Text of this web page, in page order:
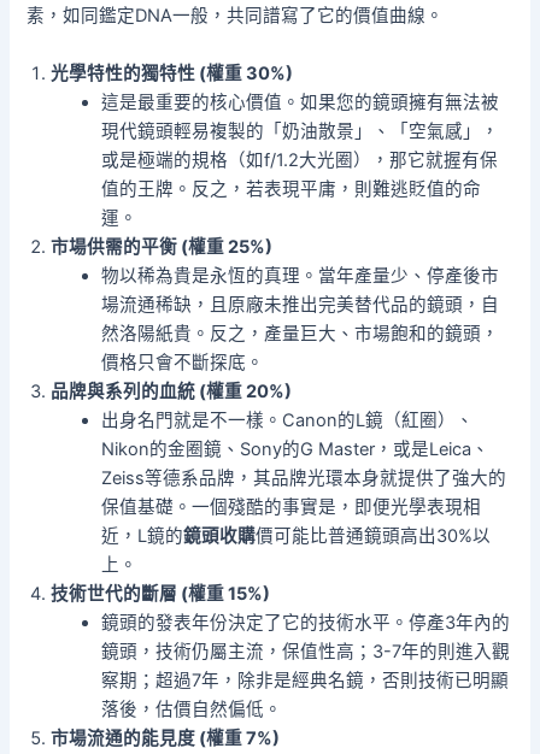
素，如同鑑定DNA一般，共同譜寫了它的價值曲線。
光學特性的獨特性 (權重 30%)
這是最重要的核心價值。如果您的鏡頭擁有無法被
現代鏡頭輕易複製的「奶油散景」、「空氣感」，
或是極端的規格（如f/1.2大光圈），那它就握有保
值的王牌。反之，若表現平庸，則難逃貶值的命
運。
市場供需的平衡 (權重 25%)
物以稀為貴是永恆的真理。當年產量少、停產後市
場流通稀缺，且原廠未推出完美替代品的鏡頭，自
然洛陽紙貴。反之，產量巨大、市場飽和的鏡頭，
價格只會不斷探底。
品牌與系列的血統 (權重 20%)
出身名門就是不一樣。Canon的L鏡（紅圈）、
Nikon的金圈鏡、Sony的G Master，或是Leica、
Zeiss等德系品牌，其品牌光環本身就提供了強大的
保值基礎。一個殘酷的事實是，即便光學表現相
近，L鏡的鏡頭收購價可能比普通鏡頭高出30%以
上。
技術世代的斷層 (權重 15%)
鏡頭的發表年份決定了它的技術水平。停產3年內的
鏡頭，技術仍屬主流，保值性高；3-7年的則進入觀
察期；超過7年，除非是經典名鏡，否則技術已明顯
落後，估價自然偏低。
市場流通的能見度 (權重 7%)